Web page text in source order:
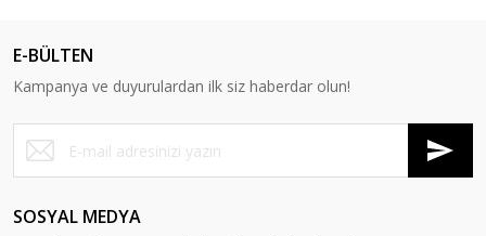
E-BÜLTEN
Kampanya ve duyurulardan ilk siz haberdar olun!
SOSYAL MEDYA